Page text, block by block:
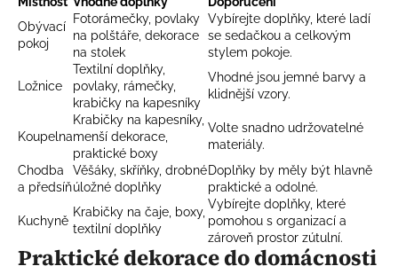
Obývací
pokoj
Fotorámečky, povlaky
na polštáře, dekorace
na stolek
Vybírejte doplňky, které ladí
se sedačkou a celkovým
stylem pokoje.
Ložnice
Textilní doplňky,
povlaky, rámečky,
krabičky na kapesníky
Vhodné jsou jemné barvy a
klidnější vzory.
Koupelna
Krabičky na kapesníky,
menší dekorace,
praktické boxy
Volte snadno udržovatelné
materiály.
Chodba
a předsíň
Věšáky, skříňky, drobné
úložné doplňky
Doplňky by měly být hlavně
praktické a odolné.
Kuchyně
Krabičky na čaje, boxy,
textilní doplňky
Vybírejte doplňky, které
pomohou s organizací a
zároveň prostor zútulní.
Praktické dekorace do domácnosti